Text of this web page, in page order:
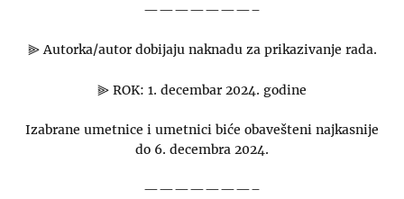
———————–
⫸ Autorka/autor dobijaju naknadu za prikazivanje rada.
⫸ ROK: 1. decembar 2024. godine
Izabrane umetnice i umetnici biće obavešteni najkasnije
do 6. decembra 2024.
———————–